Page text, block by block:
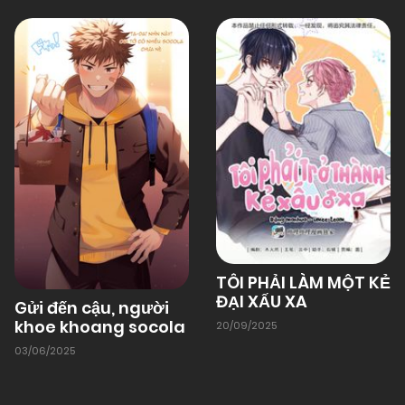
Chapter 3 01/01/1970
Chapter 2 01/01/1970
Chapter 1 01/01/1970
Gửi đến cậu, người
khoe khoang socola
03/06/2025
TÔI PHẢI LÀM MỘT KẺ
ĐẠI XẤU XA
20/09/2025